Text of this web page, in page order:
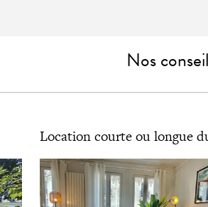
Nos
Location courte ou longue